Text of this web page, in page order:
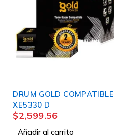
DRUM GOLD COMPATIBLE
XE5330 D
$2,599.56
Añadir al carrito